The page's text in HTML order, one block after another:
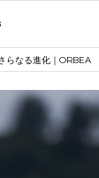
らなる進化｜ORBEA